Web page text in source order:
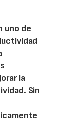
uno de
la
Sin